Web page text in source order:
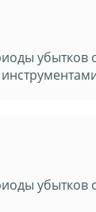
убытков